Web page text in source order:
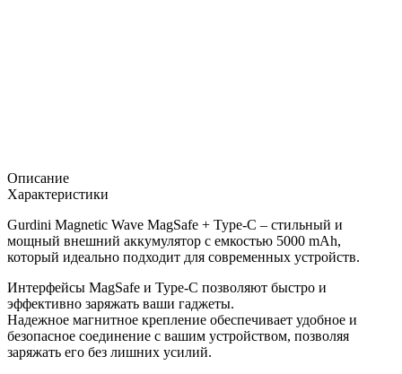
Описание
Характеристики
Gurdini Magnetic Wave MagSafe + Type-C – стильный и
мощный внешний аккумулятор с емкостью 5000 mAh,
который идеально подходит для современных устройств.
Интерфейсы MagSafe и Type-C позволяют быстро и
эффективно заряжать ваши гаджеты.
Надежное магнитное крепление обеспечивает удобное и
безопасное соединение с вашим устройством, позволяя
заряжать его без лишних усилий.